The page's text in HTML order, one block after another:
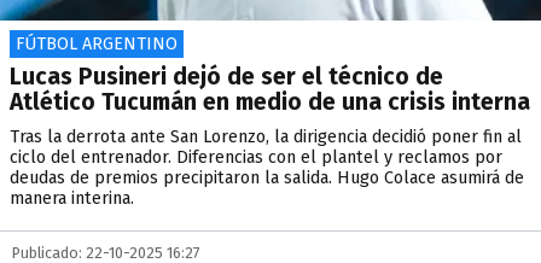
FÚTBOL ARGENTINO
Lucas Pusineri dejó de ser el técnico de
Atlético Tucumán en medio de una crisis interna
Tras la derrota ante San Lorenzo, la dirigencia decidió poner fin al
ciclo del entrenador. Diferencias con el plantel y reclamos por
deudas de premios precipitaron la salida. Hugo Colace asumirá de
manera interina.
Publicado: 22-10-2025 16:27